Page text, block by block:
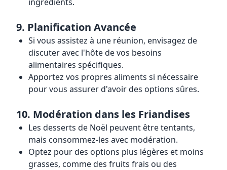
9. Planification Avancée
Si vous assistez à une réunion, envisagez de
discuter avec l'hôte de vos besoins
alimentaires spécifiques.
Apportez vos propres aliments si nécessaire
pour vous assurer d'avoir des options sûres.
10. Modération dans les Friandises
Les desserts de Noël peuvent être tentants,
mais consommez-les avec modération.
Optez pour des options plus légères et moins
grasses, comme des fruits frais ou des